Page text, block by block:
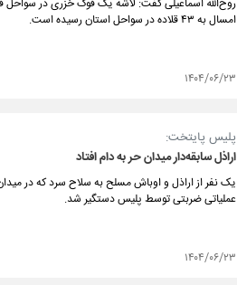
روح‌الله اسماعیلی گفت: لاشه یک فوک خزری در
امسال به ۴۳ قلاده در سواحل استان رسیده است.
۱۴۰۴/۰۶/۲۳
پلیس پایتخت:
اراذل سابقه‌دار میدان حر به دام افتاد
یک نفر از اراذل و اوباش مسلح به سلاح سرد که در
عملیاتی ضربتی توسط پلیس دستگیر شد.
۱۴۰۴/۰۶/۲۳